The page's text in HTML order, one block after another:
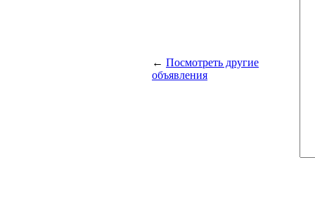
← Посмотреть другие
объявления